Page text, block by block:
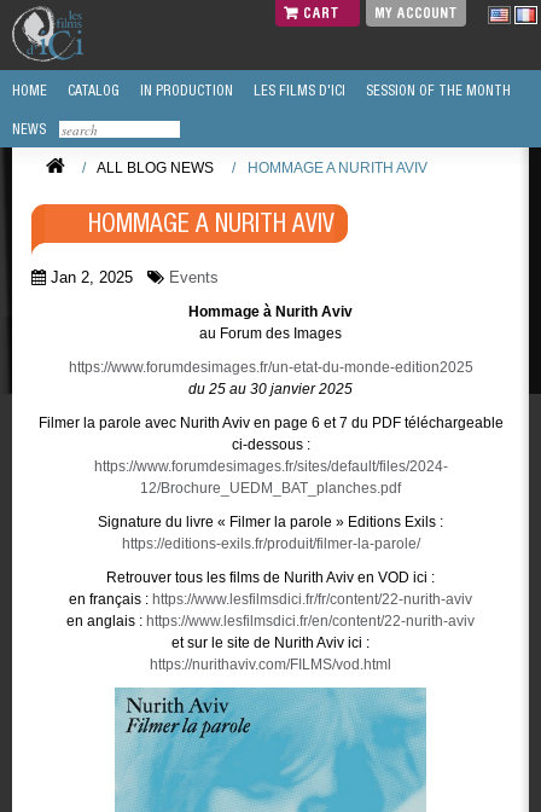
CART MY ACCOUNT
HOME CATALOG IN PRODUCTION LES FILMS D'ICI SESSION OF THE MONTH
NEWS
/ ALL BLOG NEWS / HOMMAGE A NURITH AVIV
HOMMAGE A NURITH AVIV
Jan 2, 2025 Events
Hommage à Nurith Aviv
au Forum des Images
https://www.forumdesimages.fr/un-etat-du-monde-edition2025
du 25 au 30 janvier 2025
Filmer la parole avec Nurith Aviv en page 6 et 7 du PDF téléchargeable
ci-dessous :
https://www.forumdesimages.fr/sites/default/files/2024-
12/Brochure_UEDM_BAT_planches.pdf
Signature du livre « Filmer la parole » Editions Exils :
https://editions-exils.fr/produit/filmer-la-parole/
Retrouver tous les films de Nurith Aviv en VOD ici :
en français : https://www.lesfilmsdici.fr/fr/content/22-nurith-aviv
en anglais : https://www.lesfilmsdici.fr/en/content/22-nurith-aviv
et sur le site de Nurith Aviv ici :
https://nurithaviv.com/FILMS/vod.html